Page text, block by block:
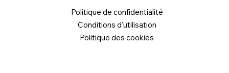
Politique de confidentialité
Conditions d'utilisation
Politique des cookies